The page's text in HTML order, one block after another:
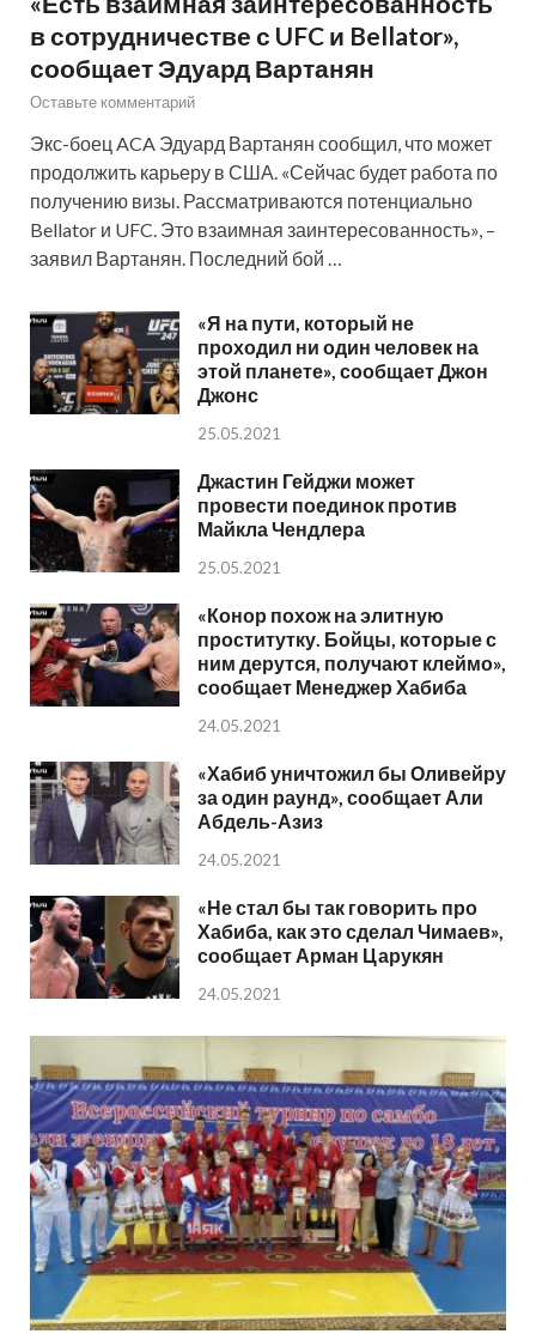
в сотрудничестве с UFC и Bellator»,
сообщает Эдуард Вартанян
Оставьте комментарий
Экс-боец ACA Эдуард Вартанян сообщил, что может
продолжить карьеру в США. «Сейчас будет работа по
получению визы. Рассматриваются потенциально
Bellator и UFC. Это взаимная заинтересованность», –
заявил Вартанян. Последний бой …
«Я на пути, который не
проходил ни один человек на
этой планете», сообщает Джон
Джонс
25.05.2021
Джастин Гейджи может
провести поединок против
Майкла Чендлера
25.05.2021
«Конор похож на элитную
проститутку. Бойцы, которые с
ним дерутся, получают клеймо»,
сообщает Менеджер Хабиба
24.05.2021
«Хабиб уничтожил бы Оливейру
за один раунд», сообщает Али
Абдель-Азиз
24.05.2021
«Не стал бы так говорить про
Хабиба, как это сделал Чимаев»,
сообщает Арман Царукян
24.05.2021